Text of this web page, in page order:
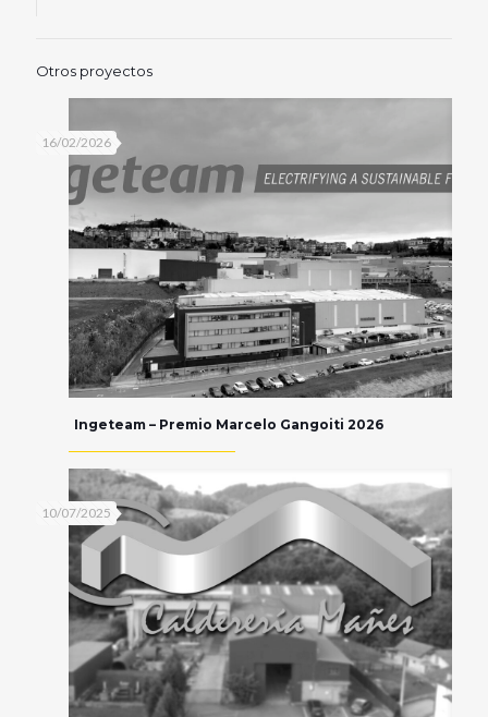
Otros proyectos
16/02/2026
Ingeteam – Premio Marcelo Gangoiti 2026
10/07/2025